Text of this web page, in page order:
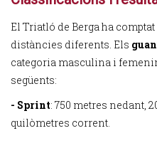
El Triatló de Berga ha
distàncies diferents. Els
categoria masculina i
següents:
- Sprint: 750 metres nedant,
quilòmetres corrent.